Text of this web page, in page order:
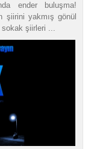
ender buluşma!
şiirini yakmış gönül
sokak şiirleri ...